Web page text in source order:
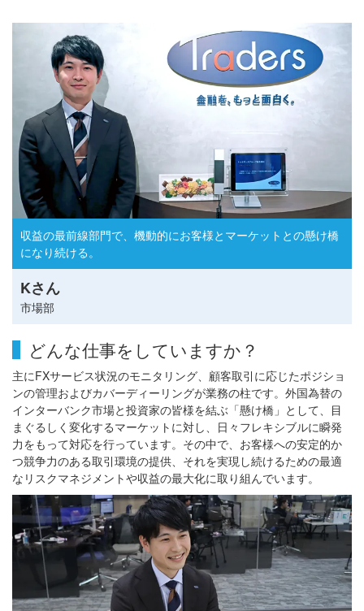
収益の最前線部門で、 機動的にお客様とマーケットとの懸け橋
になり続ける。
Kさん
市場部
どんな仕事をしていますか？
主にFXサービス状況のモニタリング、顧客取引に応じたポジショ
ンの管理およびカバーディーリングが業務の柱です。外国為替の
インターバンク市場と投資家の皆様を結ぶ「懸け橋」として、目
まぐるしく変化するマーケットに対し、日々フレキシブルに瞬発
力をもって対応を行っています。その中で、お客様への安定的か
つ競争力のある取引環境の提供、それを実現し続けるための最適
なリスクマネジメントや収益の最大化に取り組んでいます。